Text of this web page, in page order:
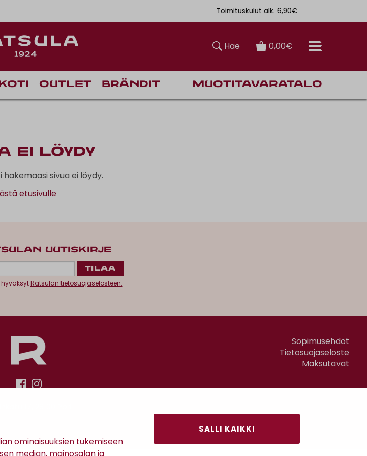
ominaisuuksien tukemiseen
SALLI KAIKKI
Toimituskulut alk. 6,90€
Hae 0,00€
Koti Outlet Brändit Muotitavaratalo
ei löydy
sivua ei löydy.
etusivulle
UUTISKIRJE
Ratsulan tietosuojaselosteen.
Sopimusehdot
Tietosuojaseloste
Maksutavat